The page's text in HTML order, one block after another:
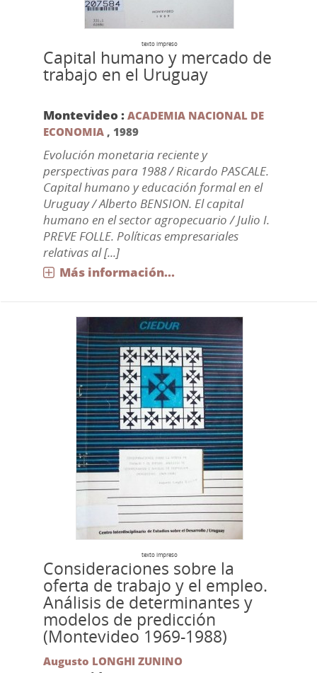
texto impreso
Capital humano y mercado de
trabajo en el Uruguay
Montevideo : ACADEMIA NACIONAL DE
ECONOMIA, 1989
Evolución monetaria reciente y
perspectivas para 1988 / Ricardo PASCALE.
Capital humano y educación formal en el
Uruguay / Alberto BENSION. El capital
humano en el sector agropecuario / Julio I.
PREVE FOLLE. Políticas empresariales
relativas al [...]
Más información...
texto impreso
Consideraciones sobre la
oferta de trabajo y el empleo.
Análisis de determinantes y
modelos de predicción
(Montevideo 1969-1988)
Augusto LONGHI ZUNINO